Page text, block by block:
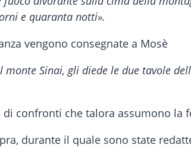
e quaranta notti».
vengono consegnate a Mosè
Sinai, gli diede le due tavole
confronti che talora assumono la
durante il quale sono state